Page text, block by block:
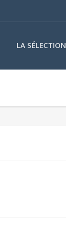
LA SÉLECTION